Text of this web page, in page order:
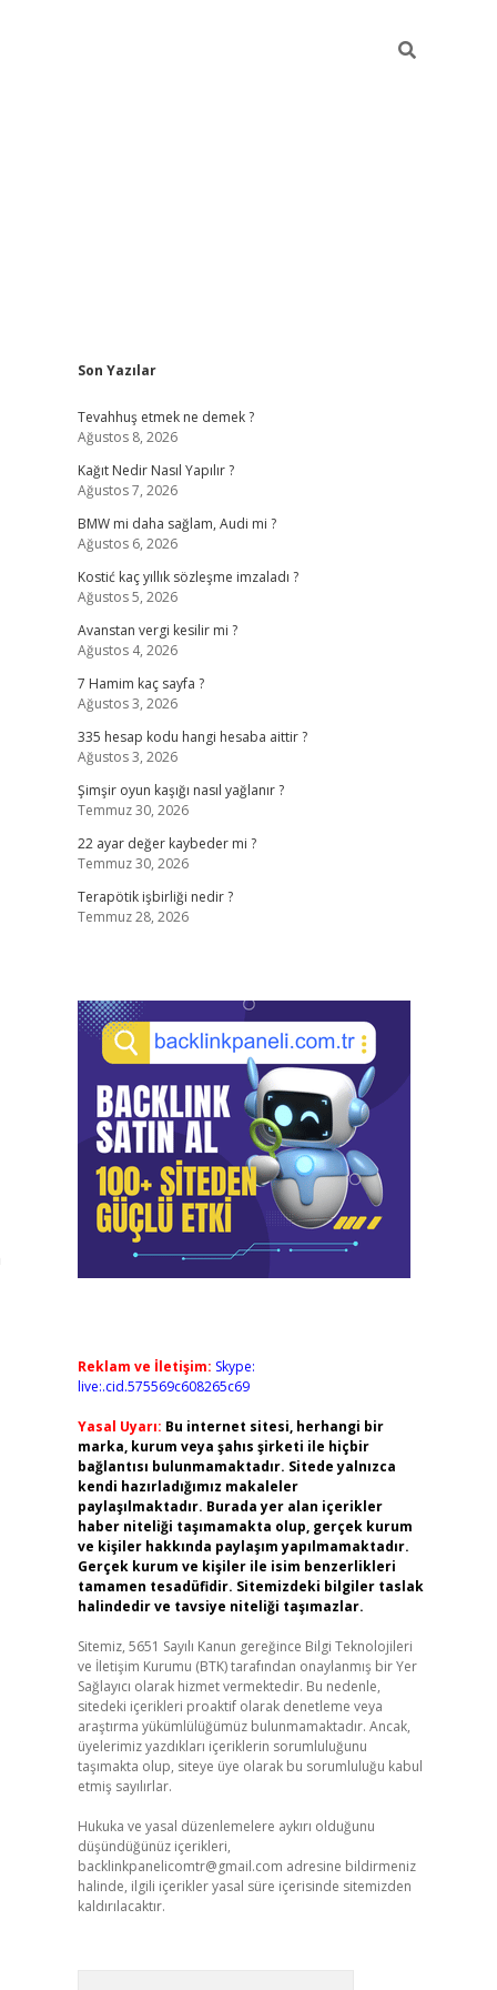
Sidebar
Son Yazılar
Tevahhuş etmek ne demek ?
Ağustos 8, 2026
Kağıt Nedir Nasıl Yapılır ?
Ağustos 7, 2026
BMW mi daha sağlam, Audi mi ?
Ağustos 6, 2026
Kostić kaç yıllık sözleşme imzaladı ?
Ağustos 5, 2026
Avanstan vergi kesilir mi ?
Ağustos 4, 2026
7 Hamim kaç sayfa ?
Ağustos 3, 2026
335 hesap kodu hangi hesaba aittir ?
Ağustos 3, 2026
Şimşir oyun kaşığı nasıl yağlanır ?
Temmuz 30, 2026
22 ayar değer kaybeder mi ?
Temmuz 30, 2026
Terapötik işbirliği nedir ?
Temmuz 28, 2026
Reklam ve İletişim: Skype:
live:.cid.575569c608265c69
Yasal Uyarı: Bu internet sitesi, herhangi bir
marka, kurum veya şahıs şirketi ile hiçbir
bağlantısı bulunmamaktadır. Sitede yalnızca
kendi hazırladığımız makaleler
paylaşılmaktadır. Burada yer alan içerikler
haber niteliği taşımamakta olup, gerçek kurum
ve kişiler hakkında paylaşım yapılmamaktadır.
Gerçek kurum ve kişiler ile isim benzerlikleri
tamamen tesadüfidir. Sitemizdeki bilgiler taslak
halindedir ve tavsiye niteliği taşımazlar.
Sitemiz, 5651 Sayılı Kanun gereğince Bilgi Teknolojileri
ve İletişim Kurumu (BTK) tarafından onaylanmış bir Yer
Sağlayıcı olarak hizmet vermektedir. Bu nedenle,
sitedeki içerikleri proaktif olarak denetleme veya
araştırma yükümlülüğümüz bulunmamaktadır. Ancak,
üyelerimiz yazdıkları içeriklerin sorumluluğunu
taşımakta olup, siteye üye olarak bu sorumluluğu kabul
etmiş sayılırlar.
Hukuka ve yasal düzenlemelere aykırı olduğunu
düşündüğünüz içerikleri,
backlinkpanelicomtr@gmail.com adresine bildirmeniz
halinde, ilgili içerikler yasal süre içerisinde sitemizden
kaldırılacaktır.